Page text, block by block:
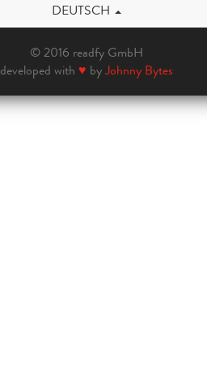
DEUTSCH
© 2016 readfy GmbH
developed with ♥ byJohnny Bytes